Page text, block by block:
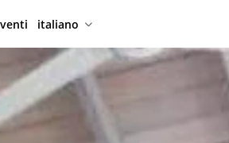
italiano